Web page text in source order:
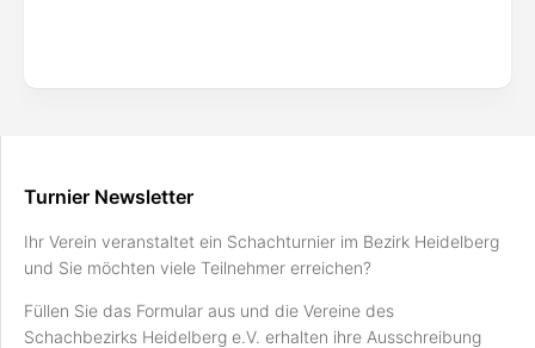
Turnier Newsletter
Ihr Verein veranstaltet ein Schachturnier im Bezirk Heidelberg
und Sie möchten viele Teilnehmer erreichen?
Füllen Sie das Formular aus und die Vereine des
Schachbezirks Heidelberg e.V. erhalten ihre Ausschreibung